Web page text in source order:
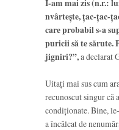
I-am mai zis (n.r.:
nvârteşte, ţac-ţac-
care probabil s-a
puricii să te sărute.
jigniri?”,a declarat
Uitați mai sus cum
recunoscut singur
condiționate. Bine,
a încălcat de